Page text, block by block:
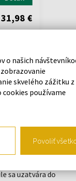
31,98 €
Parfém
- žiarivá vôňa, v
sa uzatvára do
o našich
skvelého zážitku z
používame
Povoliť